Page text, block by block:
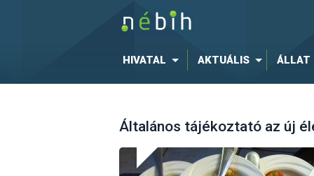
HIVATAL AKTUÁLIS ÁLLAT
Általános tájékoztató az új